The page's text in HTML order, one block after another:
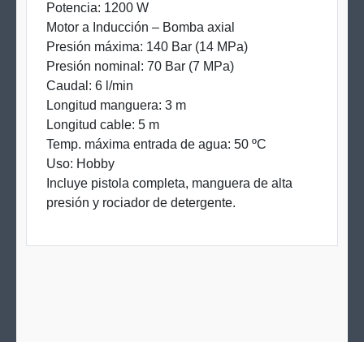
Potencia: 1200 W
Motor a Inducción – Bomba axial
Presión máxima: 140 Bar (14 MPa)
Presión nominal: 70 Bar (7 MPa)
Caudal: 6 l/min
Longitud manguera: 3 m
Longitud cable: 5 m
Temp. máxima entrada de agua: 50 ºC
Uso: Hobby
Incluye pistola completa, manguera de alta
presión y rociador de detergente.